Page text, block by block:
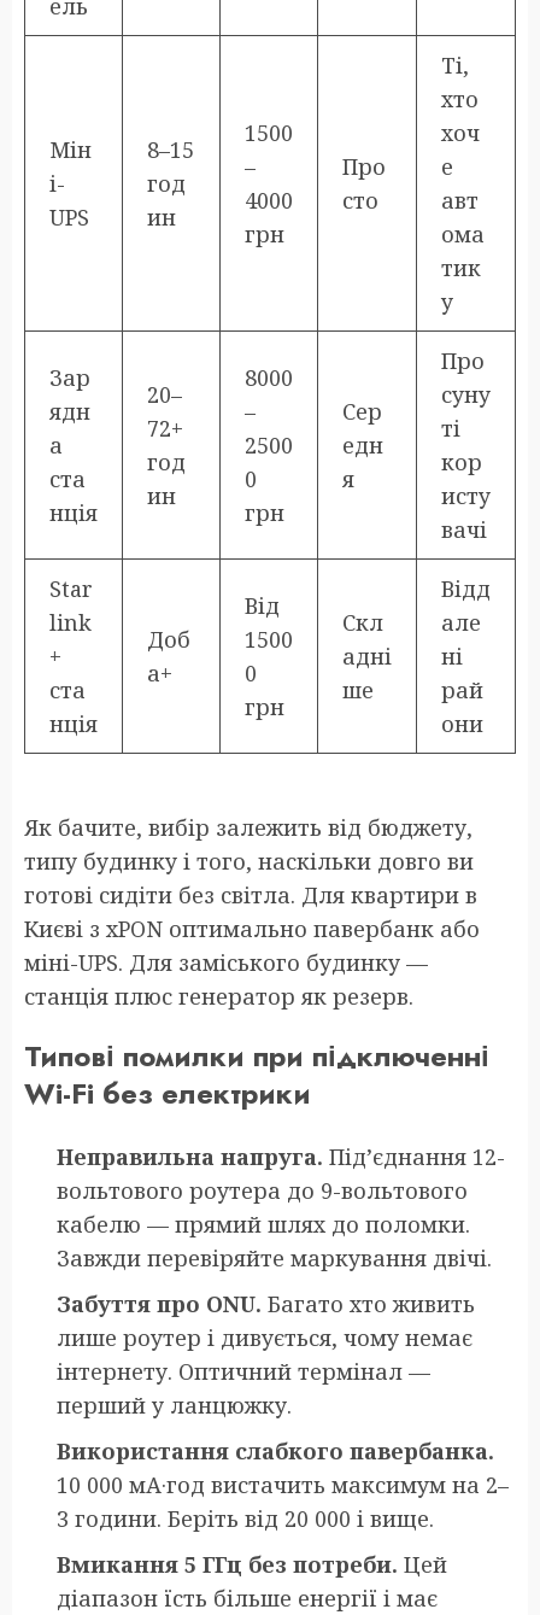
ель
Мін
і-
UPS
8–15
год
ин
1500
–
4000
грн
Про
сто
Ті,
хто
хоч
е
авт
ома
тик
у
Зар
ядн
а
ста
нція
20–
72+
год
ин
8000
–
2500
0
грн
Сер
едн
я
Про
суну
ті
кор
исту
вачі
Star
link
+
ста
нція
Доб
а+
Від
1500
0
грн
Скл
адні
ше
Відд
але
ні
рай
они
Як бачите, вибір залежить від бюджету,
типу будинку і того, наскільки довго ви
готові сидіти без світла. Для квартири в
Києві з xPON оптимально павербанк або
міні-UPS. Для заміського будинку —
станція плюс генератор як резерв.
Типові помилки при підключенні
Wi-Fi без електрики
Неправильна напруга. Під’єднання 12-
вольтового роутера до 9-вольтового
кабелю — прямий шлях до поломки.
Завжди перевіряйте маркування двічі.
Забуття про ONU. Багато хто живить
лише роутер і дивується, чому немає
інтернету. Оптичний термінал —
перший у ланцюжку.
Використання слабкого павербанка.
10 000 мА·год вистачить максимум на 2–
3 години. Беріть від 20 000 і вище.
Вмикання 5 ГГц без потреби. Цей
діапазон їсть більше енергії і має